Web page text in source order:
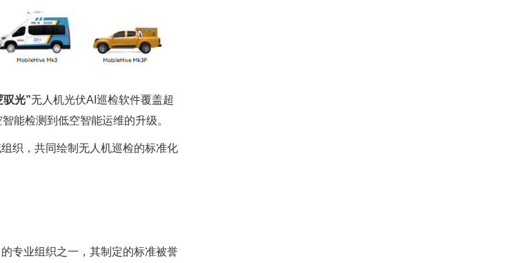
驭光”无人机光伏AI巡检软件覆盖超
能检测到低空智能运维的升级。
织，共同绘制无人机巡检的标准化
专业组织之一，其制定的标准被誉